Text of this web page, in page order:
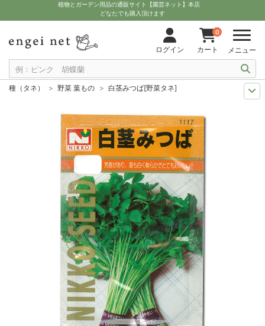
植物とガーデン用品の通販サイト【園芸ネット】本店
どなたでも購入頂けます
ログイン
0
カート メニュー
種（タネ） 野菜 葉もの
白茎みつば[野菜タネ]